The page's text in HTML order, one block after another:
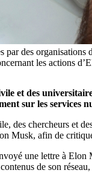
par des
les actions
et des
sur les services
des chercheurs et
Musk, afin de
une lettre à Elon
de son